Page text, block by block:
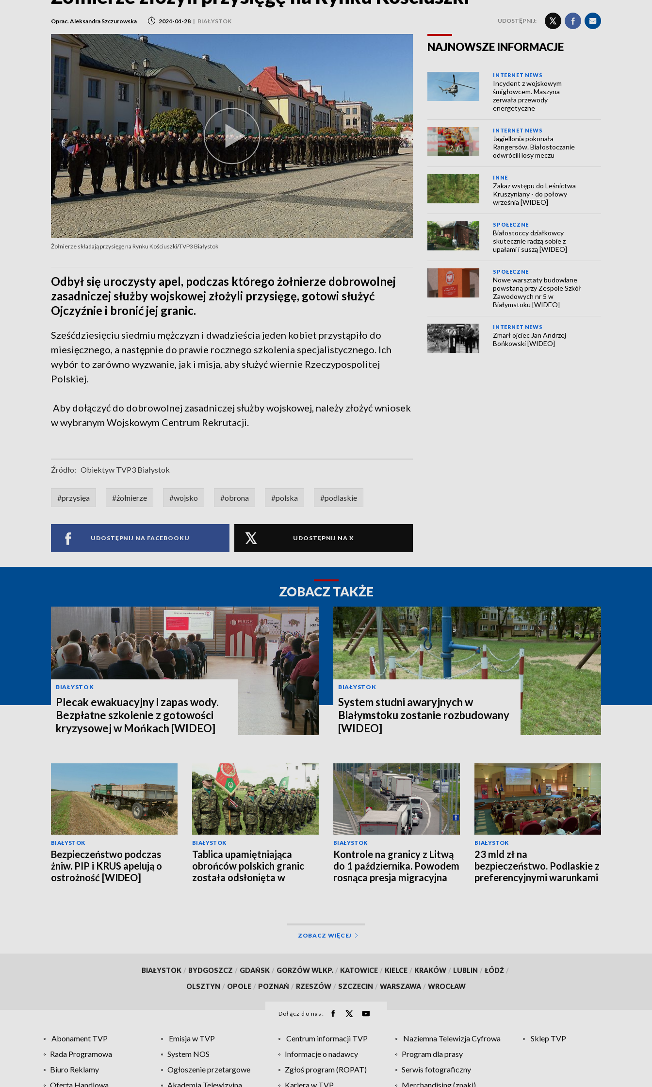
Oprac. Aleksandra Szczurowska 2024-04-28 | BIAŁYSTOK UDOSTĘPNIJ:
Żołnierze składają przysięgę na Rynku Kościuszki/TVP3 Białystok
Odbył się uroczysty apel, podczas którego żołnierze dobrowolnej
zasadniczej służby wojskowej złożyli przysięgę, gotowi służyć
Ojczyźnie i bronić jej granic.
Sześćdziesięciu siedmiu mężczyzn i dwadzieścia jeden kobiet przystąpiło do
miesięcznego, a następnie do prawie rocznego szkolenia specjalistycznego. Ich
wybór to zarówno wyzwanie, jak i misja, aby służyć wiernie Rzeczypospolitej
Polskiej.
Aby dołączyć do dobrowolnej zasadniczej służby wojskowej, należy złożyć wniosek
w wybranym Wojskowym Centrum Rekrutacji.
Źródło: Obiektyw TVP3 Białystok
#przysięa #żołnierze #wojsko #obrona #polska #podlaskie
UDOSTĘPNIJ NA FACEBOOKU UDOSTĘPNIJ NA X
NAJNOWSZE INFORMACJE
INTERNET NEWS
Incydent z wojskowym
śmigłowcem. Maszyna
zerwała przewody
energetyczne
INTERNET NEWS
Jagiellonia pokonała
Rangersów. Białostoczanie
odwrócili losy meczu
INNE
Zakaz wstępu do Leśnictwa
Kruszyniany - do połowy
września [WIDEO]
SPOŁECZNE
Białostoccy działkowcy
skutecznie radzą sobie z
upałami i suszą [WIDEO]
SPOŁECZNE
Nowe warsztaty budowlane
powstaną przy Zespole Szkół
Zawodowych nr 5 w
Białymstoku [WIDEO]
INTERNET NEWS
Zmarł ojciec Jan Andrzej
Bońkowski [WIDEO]
ZOBACZ TAKŻE
BIAŁYSTOK
Plecak ewakuacyjny i zapas wody.
Bezpłatne szkolenie z gotowości
kryzysowej w Mońkach [WIDEO]
BIAŁYSTOK
System studni awaryjnych w
Białymstoku zostanie rozbudowany
[WIDEO]
BIAŁYSTOK
Bezpieczeństwo podczas
żniw. PIP i KRUS apelują o
ostrożność [WIDEO]
BIAŁYSTOK
Tablica upamiętniająca
obrońców polskich granic
została odsłonięta w
BIAŁYSTOK
Kontrole na granicy z Litwą
do 1 października. Powodem
rosnąca presja migracyjna
BIAŁYSTOK
23 mld zł na
bezpieczeństwo. Podlaskie z
preferencyjnymi warunkami
ZOBACZ WIĘCEJ
BIAŁYSTOK / BYDGOSZCZ / GDAŃSK / GORZÓW WLKP. / KATOWICE / KIELCE / KRAKÓW / LUBLIN / ŁÓDŹ /
OLSZTYN / OPOLE / POZNAŃ / RZESZÓW / SZCZECIN / WARSZAWA / WROCŁAW
Dołącz do nas:
Abonament TVP Emisja w TVP Centrum informacji TVP Naziemna Telewizja Cyfrowa
Sklep TVP
Rada Programowa
System NOS Informacje o nadawcy
Program dla prasy
Biuro Reklamy
Ogłoszenie przetargowe Zgłoś program (ROPAT)
Serwis fotograficzny
Oferta Handlowa
Akademia Telewizyjna Kariera w TVP Merchandising (znaki)